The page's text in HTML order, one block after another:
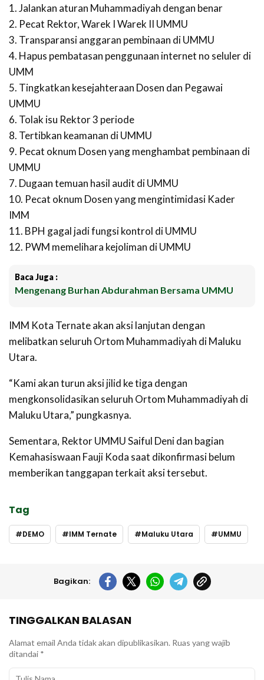
1. Jalankan aturan Muhammadiyah dengan benar
2. Pecat Rektor, Warek I Warek II UMMU
3. Transparansi anggaran pembinaan di UMMU
4. Hapus pembatasan penggunaan internet no seluler di
UMM
5. Tingkatkan kesejahteraan Dosen dan Pegawai
UMMU
6. Tolak isu Rektor 3 periode
8. Tertibkan keamanan di UMMU
9. Pecat oknum Dosen yang menghambat pembinaan di
UMMU
7. Dugaan temuan hasil audit di UMMU
10. Pecat oknum Dosen yang mengintimidasi Kader
IMM
11. BPH gagal jadi fungsi kontrol di UMMU
12. PWM memelihara kejoliman di UMMU
Baca Juga :
Mengenang Burhan Abdurahman Bersama UMMU
IMM Kota Ternate akan aksi lanjutan dengan
melibatkan seluruh Ortom Muhammadiyah di Maluku
Utara.
“Kami akan turun aksi jilid ke tiga dengan
mengkonsolidasikan seluruh Ortom Muhammadiyah di
Maluku Utara,” pungkasnya.
Sementara, Rektor UMMU Saiful Deni dan bagian
Kemahasiswaan Fauji Koda saat dikonfirmasi belum
memberikan tanggapan terkait aksi tersebut.
Tag
DEMO IMM Ternate Maluku Utara UMMU
Bagikan:
TINGGALKAN BALASAN
Alamat email Anda tidak akan dipublikasikan. Ruas yang wajib
ditandai *